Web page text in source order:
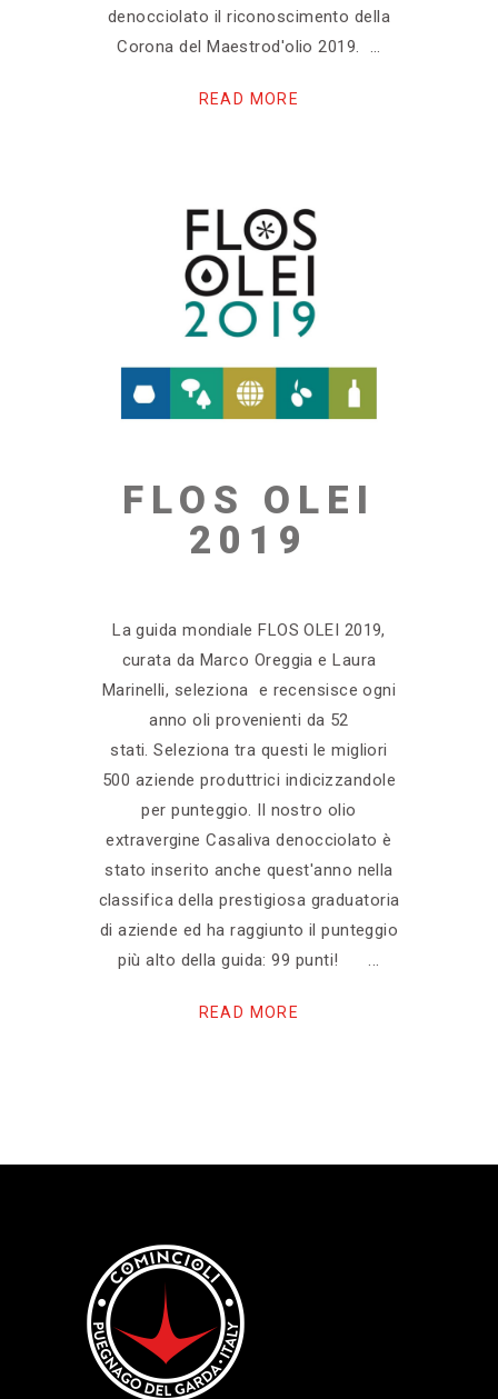
denocciolato il riconoscimento della
Corona del Maestrod'olio 2019.
READ MORE
FLOS OLEI
2019
La guida mondiale FLOS OLEI 2019,
curata da Marco Oreggia e Laura
Marinelli, seleziona e recensisce ogni
anno oli provenienti da 52
stati. Seleziona tra questi le migliori
500 aziende produttrici indicizzandole
per punteggio. Il nostro olio
extravergine Casaliva denocciolato è
stato inserito anche quest'anno nella
classifica della prestigiosa graduatoria
di aziende ed ha raggiunto il punteggio
più alto della guida: 99 punti!
READ MORE